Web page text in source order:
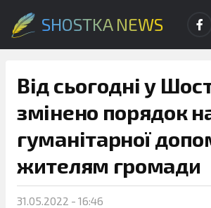
SHOSTKA NEWS
Від сьогодні у
змінено порядок
гуманітарної
жителям громади
31.05.2022 - 16:46